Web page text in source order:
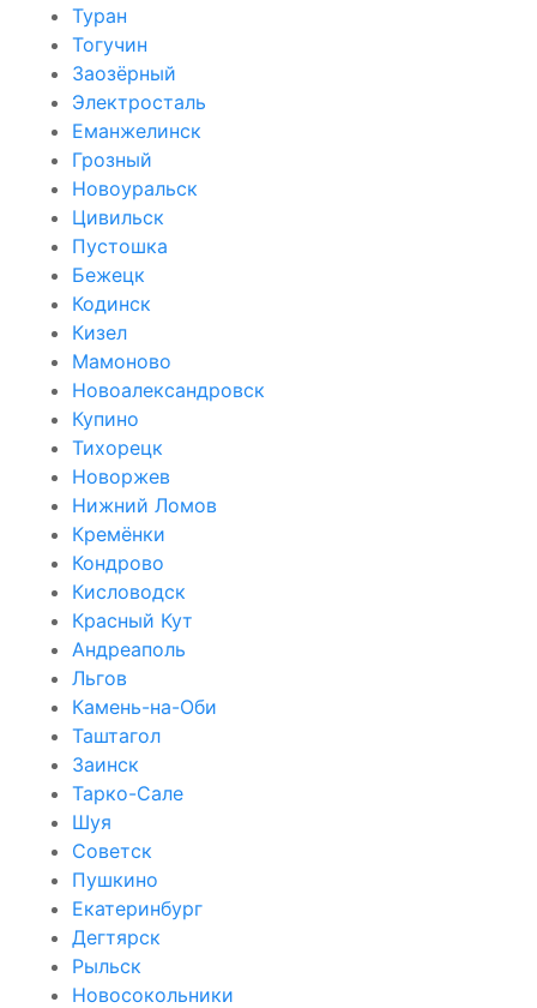
Туран
Тогучин
Заозёрный
Электросталь
Еманжелинск
Грозный
Новоуральск
Цивильск
Пустошка
Бежецк
Кодинск
Кизел
Мамоново
Новоалександровск
Купино
Тихорецк
Новоржев
Нижний Ломов
Кремёнки
Кондрово
Кисловодск
Красный Кут
Андреаполь
Льгов
Камень-на-Оби
Таштагол
Заинск
Тарко-Сале
Шуя
Советск
Пушкино
Екатеринбург
Дегтярск
Рыльск
Новосокольники